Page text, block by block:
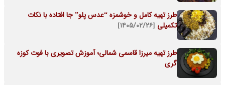
طرز تهیه کامل و خوشمزه “عدس پلو” جا افتاده با نکات
تکمیلی [۱۴۰۵/۰۲/۲۶]
طرز تهیه میرزا قاسمی شمالی؛ آموزش تصویری با فوت‌ کوزه
گری